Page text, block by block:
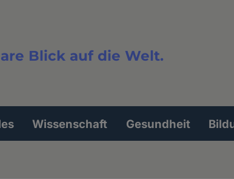
Blick auf die Welt.
Wissenschaft Gesundheit